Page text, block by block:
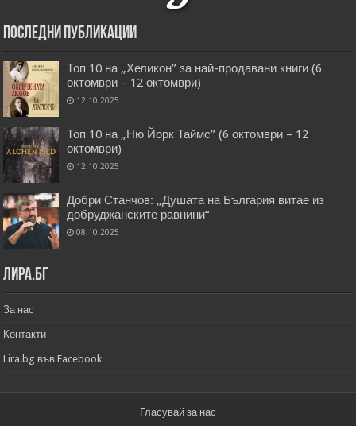
Последни публикации
Топ 10 на „Хеликон” за най-продавани книги (6
октомври – 12 октомври)
12.10.2025
Топ 10 на „Ню Йорк Таймс” (6 октомври – 12
октомври)
12.10.2025
Добри Станчов: „Душата на България витае из
добруджанските равнини“
08.10.2025
Лира.бг
За нас
Контакти
Lira.bg във Facebook
Гласувай за нас